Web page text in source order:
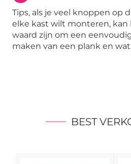
Tips, als je veel knoppen op
elke kast wilt monteren,
waard zijn om een
maken van een plank en
BEST